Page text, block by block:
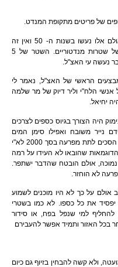
של פריטים מתקופת המנדט.
ישנו זיוף של מטבעות 20 מיל ו- 100 מיל, אולם אלו נעשו בשנות ה- 50 ואין זה
מענייננו. בנוסף לזיופים אלו מוכרים זיופים של שטרות מנדטוריים. השטר של 5
נעשה עי האצ"ל.
הראשי של האצ"ל, נאמר לי
אנשי הלח"י וליר דיוק של מר שלמה
יחיאל.
עלה בסוף שנת 1945 תחילת 1946 והנימוק היה הצורך בגיוס כספים לצרכים
נייר משובח ואפילו סימן המים
הזהה לזה של "Thomas De La Rue".האצ"ל הסכים לתת מפרעה בסך 2000 לא"י
שהובאו לא העידו על רמה
אולם הובטח שהדבר ישתפר.
לא הוחזר.
אולם על כך לא היו מוכנים לשמוע
את כל כספו. לא כמו בשטרי
למי שנפל בפח, או סידור
בכל האזור ותמיד אפשר להעבירם
ולא קשה להבחין בזיוף גם כיום